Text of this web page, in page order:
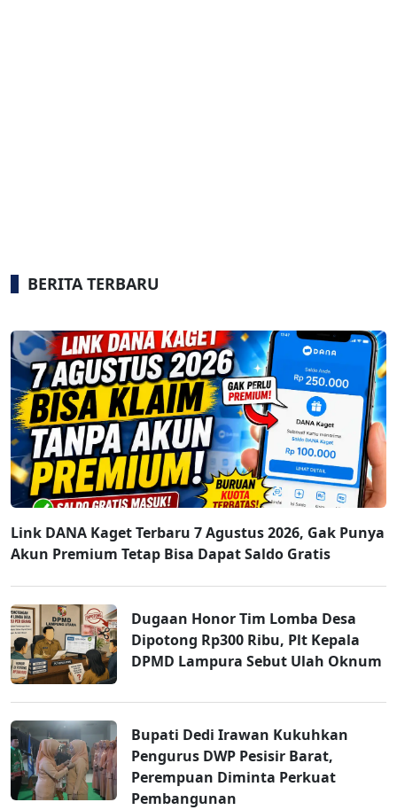
BERITA TERBARU
Link DANA Kaget Terbaru 7 Agustus 2026, Gak Punya
Akun Premium Tetap Bisa Dapat Saldo Gratis
Dugaan Honor Tim Lomba Desa
Dipotong Rp300 Ribu, Plt Kepala
DPMD Lampura Sebut Ulah Oknum
Bupati Dedi Irawan Kukuhkan
Pengurus DWP Pesisir Barat,
Perempuan Diminta Perkuat
Pembangunan